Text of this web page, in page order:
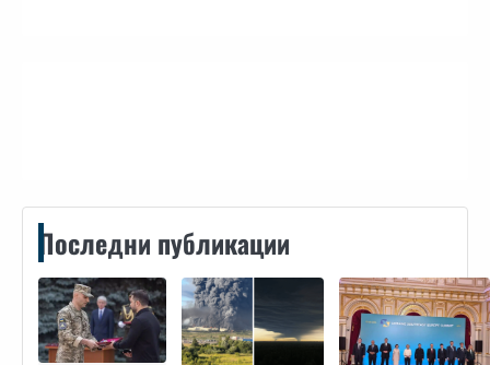
Последни публикации